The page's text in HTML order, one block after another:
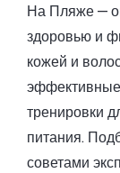
На Пляже —
здоровью и
кожей и
тренировки
питания.
советами